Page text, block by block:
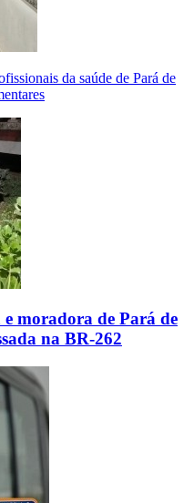
da saúde de Pará de
moradora de Pará de
na BR-262